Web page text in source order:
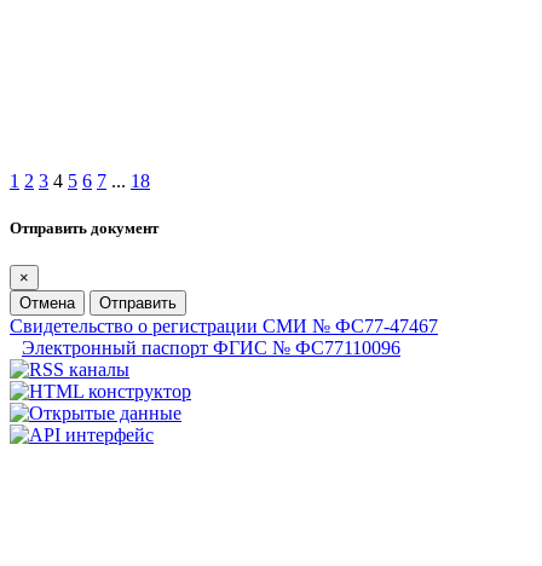
1 2 3 4 5 6 7 ... 18
Отправить документ
×
Отмена
Отправить
Свидетельство о регистрации СМИ № ФС77-47467
Электронный паспорт ФГИС № ФС77110096